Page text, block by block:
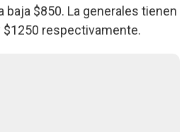
baja $850. La generales tienen
$1250 respectivamente.